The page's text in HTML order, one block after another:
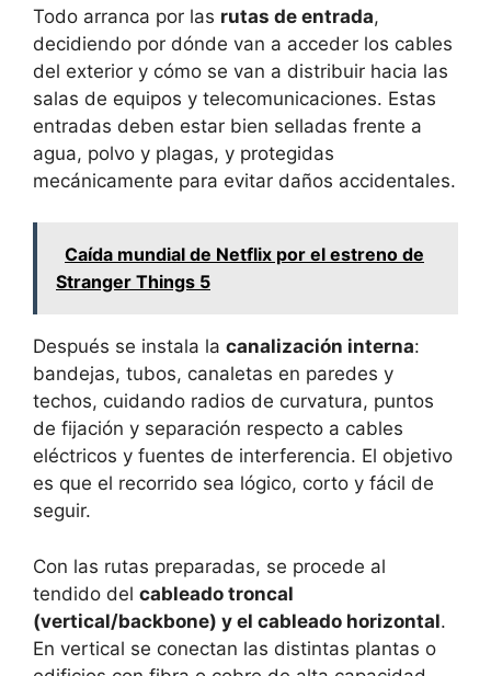
Todo arranca por las rutas de entrada,
decidiendo por dónde van a acceder los cables
del exterior y cómo se van a distribuir hacia las
salas de equipos y telecomunicaciones. Estas
entradas deben estar bien selladas frente a
agua, polvo y plagas, y protegidas
mecánicamente para evitar daños accidentales.
Caída mundial de Netflix por el estreno de
Stranger Things 5
Después se instala la canalización interna:
bandejas, tubos, canaletas en paredes y
techos, cuidando radios de curvatura, puntos
de fijación y separación respecto a cables
eléctricos y fuentes de interferencia. El objetivo
es que el recorrido sea lógico, corto y fácil de
seguir.
Con las rutas preparadas, se procede al
tendido del cableado troncal
(vertical/backbone) y el cableado horizontal.
En vertical se conectan las distintas plantas o